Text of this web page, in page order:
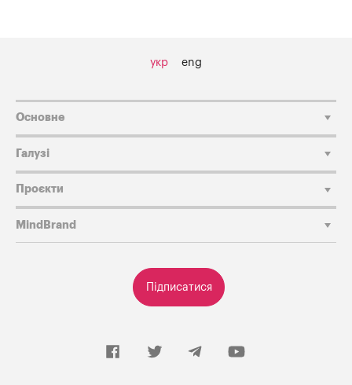
укр eng
Підписатися
Основне
Галузі
Проєкти
MindBrand